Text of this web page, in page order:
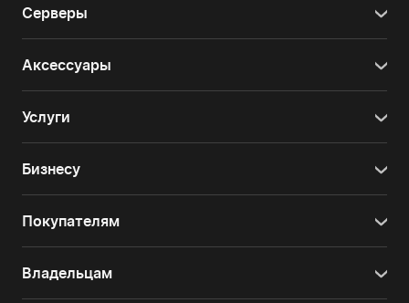
Серверы
Аксессуары
Услуги
Бизнесу
Покупателям
Владельцам